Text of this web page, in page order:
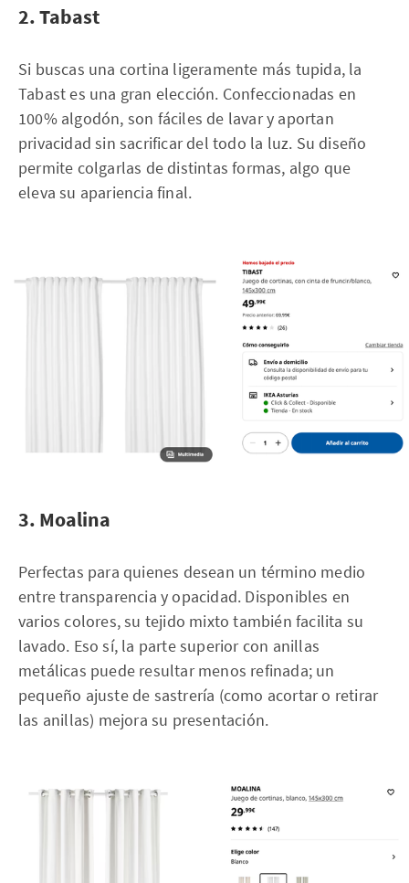
2. Tabast
Si buscas una cortina ligeramente más tupida, la
Tabast es una gran elección. Confeccionadas en
100% algodón, son fáciles de lavar y aportan
privacidad sin sacrificar del todo la luz. Su diseño
permite colgarlas de distintas formas, algo que
eleva su apariencia final.
3. Moalina
Perfectas para quienes desean un término medio
entre transparencia y opacidad. Disponibles en
varios colores, su tejido mixto también facilita su
lavado. Eso sí, la parte superior con anillas
metálicas puede resultar menos refinada; un
pequeño ajuste de sastrería (como acortar o retirar
las anillas) mejora su presentación.